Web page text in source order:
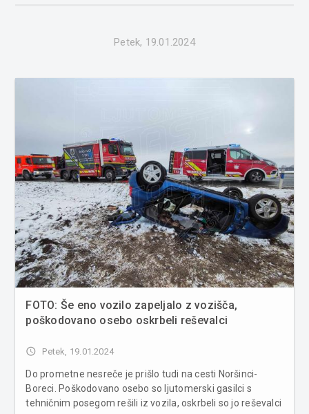
Petek, 19.01.2024
FOTO: Še eno vozilo zapeljalo z vozišča,
poškodovano osebo oskrbeli reševalci
access_time Petek, 19.01.2024
Do prometne nesreče je prišlo tudi na cesti Noršinci-
Boreci. Poškodovano osebo so ljutomerski gasilci s
tehničnim posegom rešili iz vozila, oskrbeli so jo reševalci